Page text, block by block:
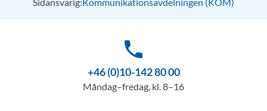
phone
+46 (0)10-142 80 00
Måndag–fredag, kl. 8–16